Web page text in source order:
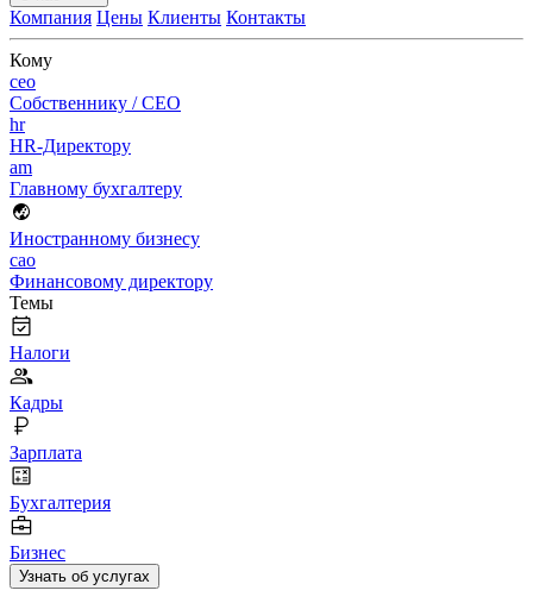
Компания Цены Клиенты Контакты
Кому
ceo
Собственнику / CEO
hr
HR-Директору
am
Главному бухгалтеру
Иностранному бизнесу
cao
Финансовому директору
Темы
Налоги
Кадры
Зарплата
Бухгалтерия
Бизнес
Узнать об услугах